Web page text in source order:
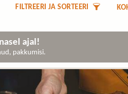
FILTREERI JA SORTEERI
ajal!
pakkumisi.